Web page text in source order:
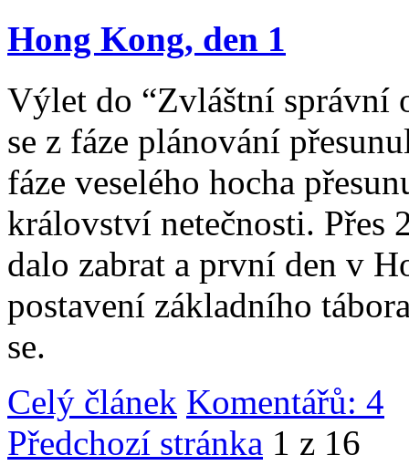
Hong Kong, den 1
Výlet do “Zvláštní správní
se z fáze plánování
fáze veselého hocha
království netečnosti. Přes
dalo zabrat a první den v
postavení základního
se.
Celý článek Komentářů: 4
Předchozí stránka 1 z 16